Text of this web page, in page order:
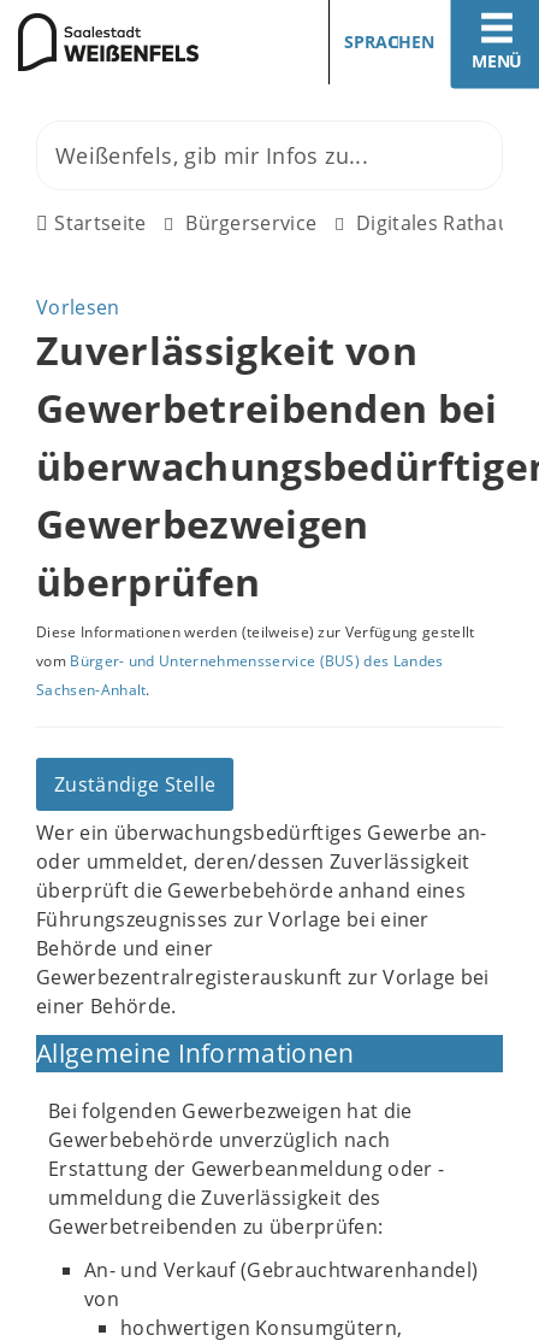
MENÜ
SPRACHEN
Startseite Bürgerservice Digitales Rathaus
Vorlesen
Zuverlässigkeit von
Gewerbetreibenden bei
Gewerbezweigen
überprüfen
Diese Informationen werden (teilweise) zur Verfügung gestellt
vom Bürger- und Unternehmensservice (BUS) des Landes
Sachsen-Anhalt.
Zuständige Stelle
Wer ein überwachungsbedürftiges Gewerbe an-
oder ummeldet, deren/dessen Zuverlässigkeit
überprüft die Gewerbebehörde anhand eines
Führungszeugnisses zur Vorlage bei einer
Behörde und einer
Gewerbezentralregisterauskunft zur Vorlage bei
einer Behörde.
Allgemeine Informationen
Bei folgenden Gewerbezweigen hat die
Gewerbebehörde unverzüglich nach
Erstattung der Gewerbeanmeldung oder -
ummeldung die Zuverlässigkeit des
Gewerbetreibenden zu überprüfen:
An- und Verkauf (Gebrauchtwarenhandel)
von
hochwertigen Konsumgütern,